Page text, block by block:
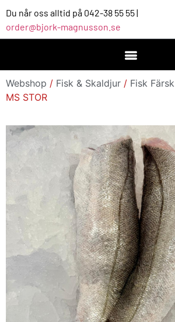
Du når oss alltid på 042-38 55 55 |
order@bjork-magnusson.se
Webshop / Fisk & Skaldjur / Fisk Färsk
MS STOR